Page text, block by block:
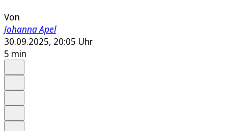
Von
Johanna Apel
30.09.2025, 20:05 Uhr
5 min